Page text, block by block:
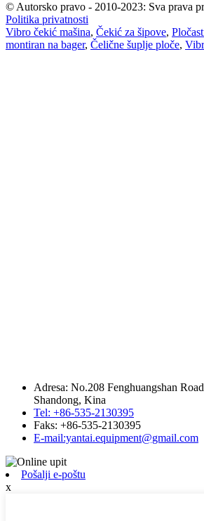
© Autorsko pravo - 2010-2023: Sva prava
Politika privatnosti
Vibro čekić mašina, Čekić za šipove,
montiran na bager, Čelične šuplje ploče,
Adresa: No.208 Fenghuangshan
Shandong, Kina
Tel: +86-535-2130395
Faks: +86-535-2130395
E-mail:yantai.equipment@gmail.com
Pošalji e-poštu
x